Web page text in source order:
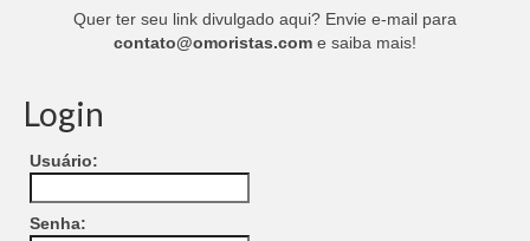
Quer ter seu link divulgado aqui? Envie e-mail para
contato@omoristas.com e saiba mais!
Login
Usuário:
Senha: